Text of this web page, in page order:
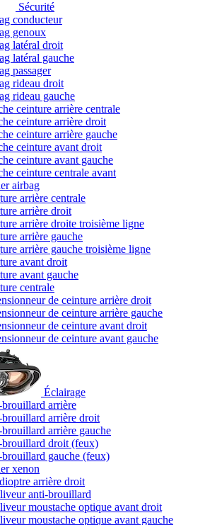
Sécurité
conducteur
genoux
latéral droit
latéral gauche
passager
rideau droit
rideau gauche
ceinture arrière centrale
ceinture arrière droit
ceinture arrière gauche
ceinture avant droit
ceinture avant gauche
ceinture centrale avant
airbag
arrière centrale
arrière droit
arrière droite troisième ligne
arrière gauche
arrière gauche troisième ligne
avant droit
avant gauche
centrale
de ceinture arrière droit
de ceinture arrière gauche
de ceinture avant droit
de ceinture avant gauche
Éclairage
arrière
arrière droit
arrière gauche
droit (feux)
gauche (feux)
xenon
arrière droit
anti-brouillard
moustache optique avant droit
moustache optique avant gauche